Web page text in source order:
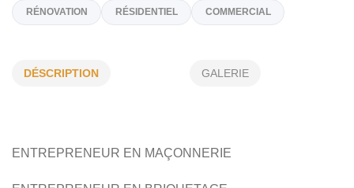
Sur demande
RÉNOVATION RÉSIDENTIEL COMMERCIAL
DÉSCRIPTION GALERIE
ENTREPRENEUR EN MAÇONNERIE